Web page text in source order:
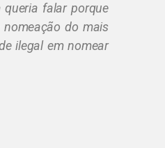
queria falar porque
do mais
ilegal em nomear